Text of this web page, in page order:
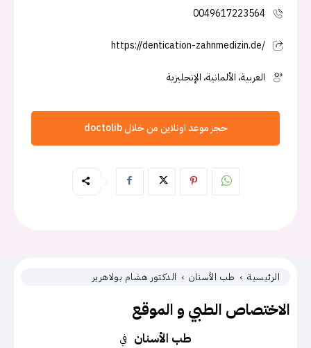
الرئيسية طب الأسنان الدكتور هشام بولاهرير
الاختصاص الطبي و الموقع
في طب الأسنان
0049617223564
https://dentication-zahnmedizin.de/
العربية، الألمانية، الإنجليزية
حجز موعد اونلاين من خلال doctolib